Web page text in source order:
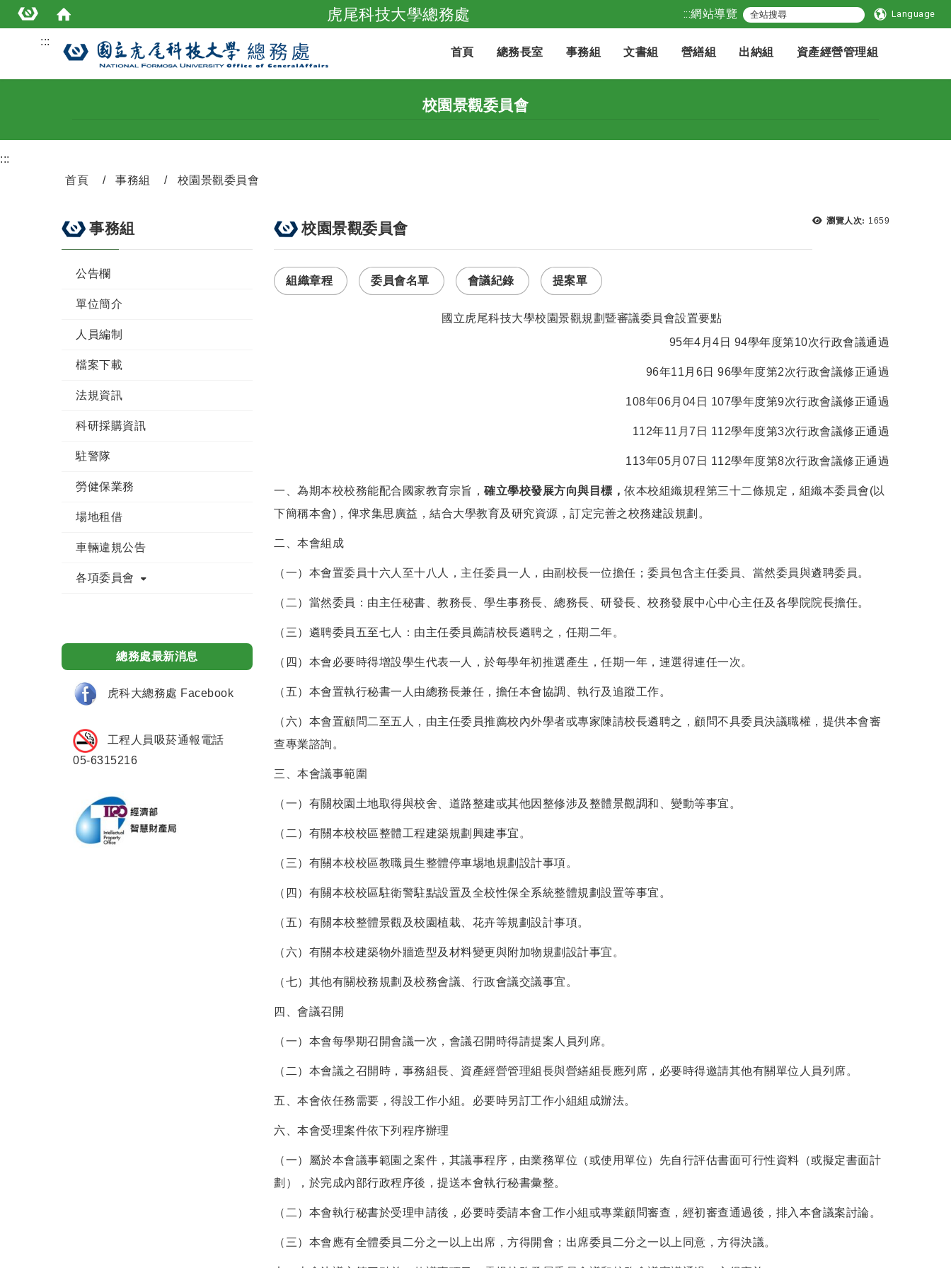
虎尾科技大學總務處 :::網站導覽 Language
跳到主要內容
:::
首頁
總務長室 事務組 文書組 營繕組 出納組 資產經營管理組
校園景觀委員會
:::
首頁
事務組 校園景觀委員會
事務組
公告欄
單位簡介
人員編制
檔案下載
法規資訊
科研採購資訊
駐警隊
勞健保業務
場地租借
車輛違規公告
各項委員會
總務處最新消息
虎科大總務處 Facebook
工程人員吸菸通報電話
05-6315216
瀏覽人次: 瀏覽次數：
1659
校園景觀委員會
組織章程 委員會名單 會議紀錄 提案單
國立虎尾科技大學校園景觀規劃暨審議委員會設置要點
95年4月4日 94學年度第10次行政會議通過
96年11月6日 96學年度第2次行政會議修正通過
108年06月04日 107學年度第9次行政會議修正通過
112年11月7日 112學年度第3次行政會議修正通過
113年05月07日 112學年度第8次行政會議修正通過
一、為期本校校務能配合國家教育宗旨， 確立學校發展方向與目標， 依本校組織規程第三十二條規定，組織本委員會(以
下簡稱本會)，俾求集思廣益，結合大學教育及研究資源，訂定完善之校務建設規劃。
二、本會組成
（一）本會置委員十六人至十八人，主任委員一人，由副校長一位擔任；委員包含主任委員、當然委員與遴聘委員。
（二）當然委員：由主任秘書、教務長、學生事務長、總務長、研發長、校務發展中心中心主任及各學院院長擔任。
（三）遴聘委員五至七人：由主任委員薦請校長遴聘之，任期二年。
（四）本會必要時得增設學生代表一人，於每學年初推選產生，任期一年，連選得連任一次。
（五）本會置執行秘書一人由總務長兼任，擔任本會協調、執行及追蹤工作。
（六）本會置顧問二至五人，由主任委員推薦校內外學者或專家陳請校長遴聘之，顧問不具委員決議職權，提供本會審
查專業諮詢。
三、本會議事範圍
（一）有關校園土地取得與校舍、道路整建或其他因整修涉及整體景觀調和、變動等事宜。
（二）有關本校校區整體工程建築規劃興建事宜。
（三）有關本校校區教職員生整體停車埸地規劃設計事項。
（四）有關本校校區駐衛警駐點設置及全校性保全系統整體規劃設置等事宜。
（五）有關本校整體景觀及校園植栽、花卉等規劃設計事項。
（六）有關本校建築物外牆造型及材料變更與附加物規劃設計事宜。
（七）其他有關校務規劃及校務會議、行政會議交議事宜。
四、會議召開
（一）本會每學期召開會議一次，會議召開時得請提案人員列席。
（二）本會議之召開時，事務組長、資產經營管理組長與營繕組長應列席，必要時得邀請其他有關單位人員列席。
五、本會依任務需要，得設工作小組。必要時另訂工作小組組成辦法。
六、本會受理案件依下列程序辦理
（一）屬於本會議事範園之案件，其議事程序，由業務單位（或使用單位）先自行評估書面可行性資料（或擬定書面計
劃），於完成內部行政程序後，提送本會執行秘書彙整。
（二）本會執行秘書於受理申請後，必要時委請本會工作小組或專業顧問審查，經初審查通過後，排入本會議案討論。
（三）本會應有全體委員二分之一以上出席，方得開會；出席委員二分之一以上同意，方得決議。